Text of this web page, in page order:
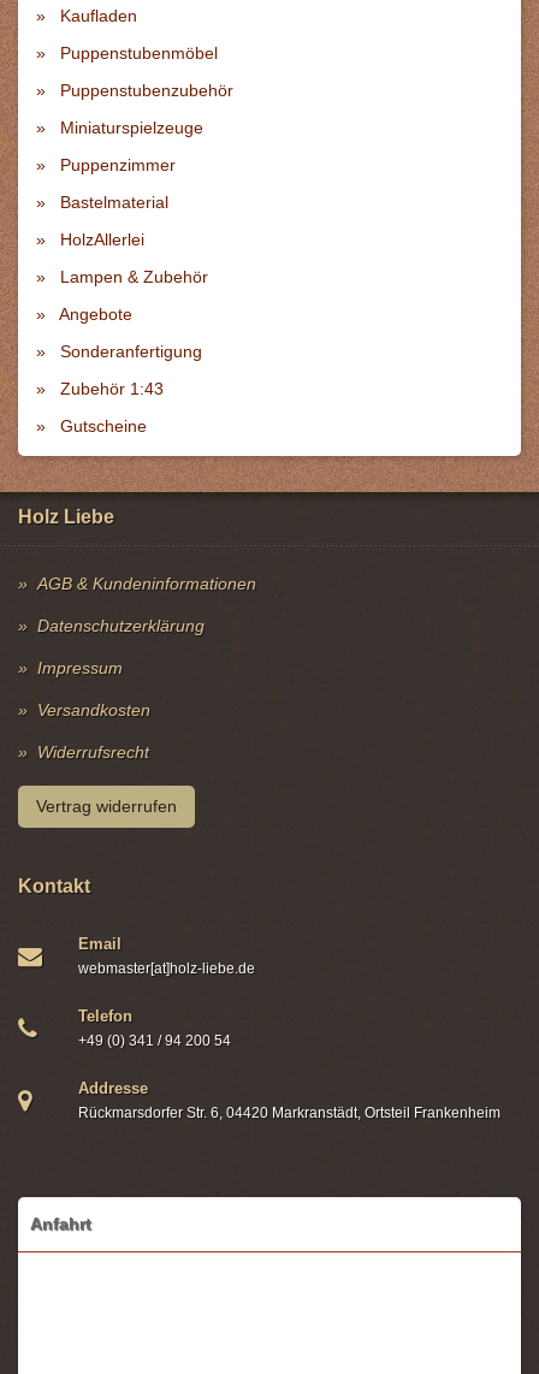
Kaufladen
Puppenstubenmöbel
Puppenstubenzubehör
Miniaturspielzeuge
Puppenzimmer
Bastelmaterial
HolzAllerlei
Lampen & Zubehör
Angebote
Sonderanfertigung
Zubehör 1:43
Gutscheine
Holz Liebe
AGB & Kundeninformationen
Datenschutzerklärung
Impressum
Versandkosten
Widerrufsrecht
Vertrag widerrufen
Kontakt
Email
webmaster[at]holz-liebe.de
Telefon
+49 (0) 341 / 94 200 54
Addresse
Rückmarsdorfer Str. 6, 04420 Markranstädt, Ortsteil Frankenheim
Anfahrt